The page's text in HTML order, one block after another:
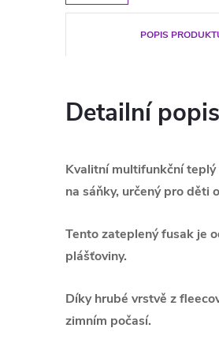
POPIS
Detailní
Kvalitní multifunkční
na sáňky, určený pro děti
Tento zateplený fusak je
plášťoviny.
Díky hrubé vrstvě z
zimním počasí.